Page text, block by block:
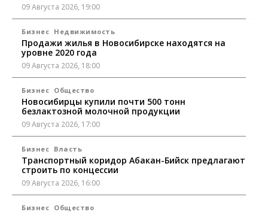
09 Августа 2026, 19:00
Бизнес Недвижимость
Продажи жилья в Новосибирске находятся на
уровне 2020 года
09 Августа 2026, 18:00
Бизнес Общество
Новосибирцы купили почти 500 тонн
безлактозной молочной продукции
09 Августа 2026, 17:00
Бизнес Власть
Транспортный коридор Абакан-Бийск предлагают
строить по концессии
09 Августа 2026, 16:00
Бизнес Общество